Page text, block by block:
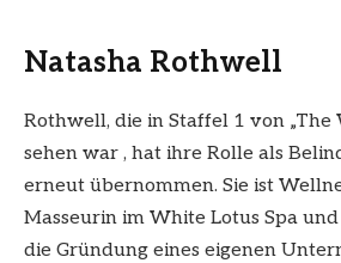
Natasha Rothwell
Rothwell, die in Staffel 1 von „The
sehen war , hat ihre Rolle als
erneut übernommen. Sie ist
Masseurin im White Lotus Spa
die Gründung eines eigenen